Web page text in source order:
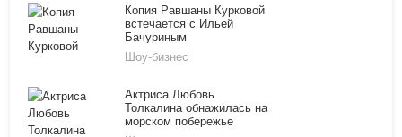
Копия Равшаны Курковой
встечается с Ильей
Бачуриным
Шоу-бизнес
Актриса Любовь
Толкалина обнажилась на
морском побережье